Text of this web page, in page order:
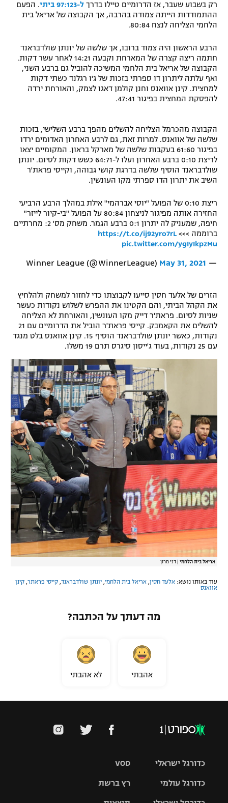
תקנון עבור פעילות ספורט 1 – "מרלן"
גיימינג E-Sports
תנאי שימוש
מדיניות פרטיות
רשיון להקרנה פומבית לבית עסק
הצטרפות לחבילת הערוצים
לוח דרושים – ג'ובנט
תגיות
המגזין
בייסבול MLB
אומנויות לחימה
גיימינג E-Sports
רק בשבוע שעבר, אז הדרומיים טיילו בדרך ל-97:123 ביתי
. הפעם
ההתמודדות הייתה צמודה בהרבה, אך הקבוצה של אריאל בית
הלחמי הצליחה לנצח 80:84.
הרבע הראשון היה צמוד ברובו, אך שלשה של יונתן שולדבראנד
חתמה ריצה קצרה של המארחת וקבעה 14:21 לאחר עשר דקות.
הקבוצה של אריאל בית הלחמי המשיכה להוביל גם ברבע השני,
ואף עלתה ליתרון דו ספרתי בזכות של ג'ו רגלנד כשתי דקות
למחצית. קינן אוואנס וחנן קולמן דאגו לצמק, והאורחת ירדה
להפסקת המחצית בפיגור 47:41.
הקבוצה מהכרמל הצליחה להשלים מהפך ברבע השלישי, בזכות
שלשה של אוואנס. למרות זאת, גם לרבע האחרון האדומים ירדו
בפיגור 61:60 בעקבות שלשה של מארקל בראון. המקומיים יצאו
לריצת 0:10 ברבע האחרון ועלו ל-64:71 כשש דקות לסיום. יונתן
שולדבראנד הוסיף שלשה בדרגת קושי גבוהה, וקייסי פראת'ר
השיב את יתרון הדו ספרתי מקו העונשין.
ריצת 0:10 של הפועל "יוסי אברהמי" אילת במהלך הרבע הרביעי
החזירה אותה מפיגור לניצחון 80:84 על הפועל "בי-קיור לייזר"
חיפה, שמעניק לה יתרון 0:1 ברבע הגמר. משחק מס' 2: מחרתיים
ברוממה >>> https://t.co/ij92yro7rL
pic.twitter.com/ygIyIkpzMu
— Winner League (@WinnerLeague)
May 31, 2021
הזרים של אלעד חסין סייעו לקבוצתו כדי לחזור למשחק ולהלחיץ
את הקהל הביתי, והם הקטינו את ההפרש לשלוש נקודות כעשר
שניות לסיום. פראת'ר דייק מקו העונשין, והאורחת לא הצליחה
להשלים את הקאמבק. קייסי פראת'ר הוביל את הדרומיים עם 21
נקודות, כאשר יונתן שולדבראנד הוסיף 15. קינן אוואנס בלט מנגד
עם 25 נקודות, בעוד ג'ייסון סיגרס תרם 19 משלו.
אריאל בית הלחמי דני מרון
עוד באותו נושא: אלעד חסין אריאל בית הלחמי יונתן שולדבראנד קייסי פראתר קינן
אוואנס
מה דעתך על הכתבה?
אהבתי לא אהבתי
VOD
רץ ברשת
כדורגל ישראלי
כדורגל עולמי